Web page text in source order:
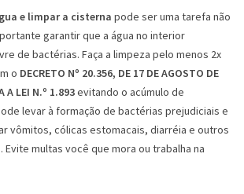
e limpar a cisterna pode ser uma tarefa não
garantir que a água no interior
de bactérias. Faça a limpeza pelo menos 2x
o DECRETO Nº 20.356, DE 17 DE AGOSTO DE
A LEI N.º 1.893evitando o acúmulo de
levar à formação de bactérias prejudiciais e
vômitos, cólicas estomacais, diarréia e outros
multas você que mora ou trabalha na